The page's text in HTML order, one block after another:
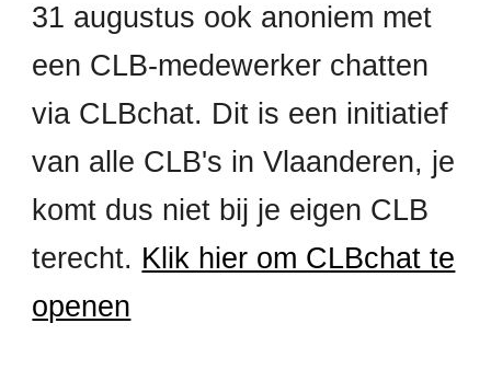
31 augustus ook anoniem met
een CLB-medewerker chatten
via CLBchat. Dit is een initiatief
van alle CLB's in Vlaanderen, je
komt dus niet bij je eigen CLB
terecht. Klik hier om CLBchat te
openen